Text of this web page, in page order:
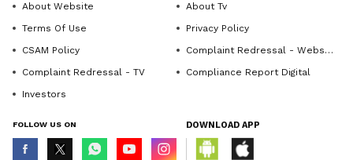
About Website
About Tv
Terms Of Use
Privacy Policy
CSAM Policy
Complaint Redressal - Website
Complaint Redressal - TV
Compliance Report Digital
Investors
FOLLOW US ON DOWNLOAD APP